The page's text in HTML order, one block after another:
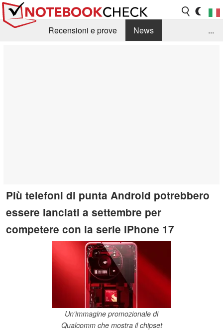
Recensioni e prove
News
...
Più telefoni di punta Android potrebbero
essere lanciati a settembre per
competere con la serie iPhone 17
Un'immagine promozionale di
Qualcomm che mostra il chipset